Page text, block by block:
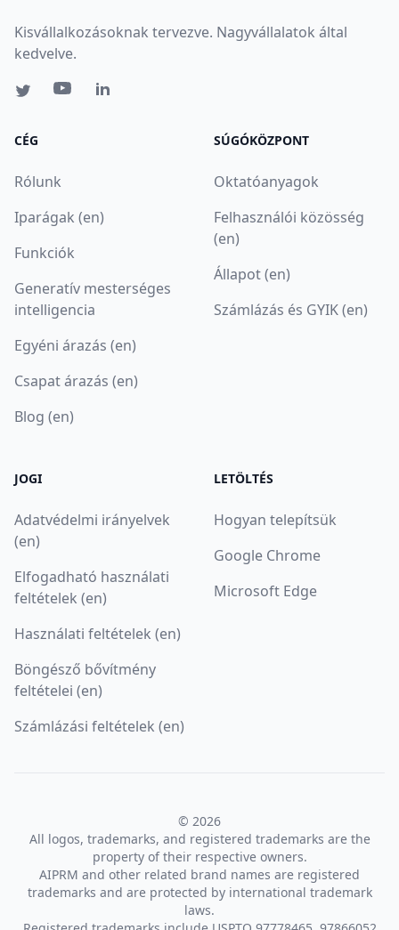
Kisvállalkozásoknak tervezve. Nagyvállalatok által
kedvelve.
CÉG
Rólunk
Iparágak (en)
Funkciók
Generatív mesterséges
intelligencia
Egyéni árazás (en)
Csapat árazás (en)
Blog (en)
SÚGÓKÖZPONT
Oktatóanyagok
Felhasználói közösség
(en)
Állapot (en)
Számlázás és GYIK (en)
JOGI
Adatvédelmi irányelvek
(en)
Elfogadható használati
feltételek (en)
Használati feltételek (en)
Böngésző bővítmény
feltételei (en)
Számlázási feltételek (en)
LETÖLTÉS
Hogyan telepítsük
Google Chrome
Microsoft Edge
© 2026
All logos, trademarks, and registered trademarks are the
property of their respective owners.
AIPRM and other related brand names are registered
trademarks and are protected by international trademark
laws.